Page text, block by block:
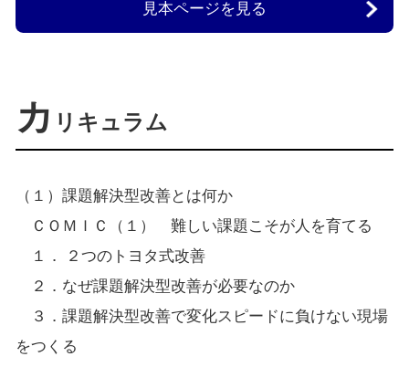
見本ページを見る
カ リキュラム
（１）課題解決型改善とは何か
ＣＯＭＩＣ（１） 難しい課題こそが人を育てる
１． ２つのトヨタ式改善
２．なぜ課題解決型改善が必要なのか
３．課題解決型改善で変化スピードに負けない現場
をつくる